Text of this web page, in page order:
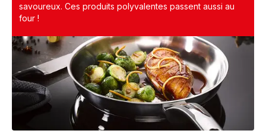
savoureux. Ces produits polyvalentes passent aussi au
four !